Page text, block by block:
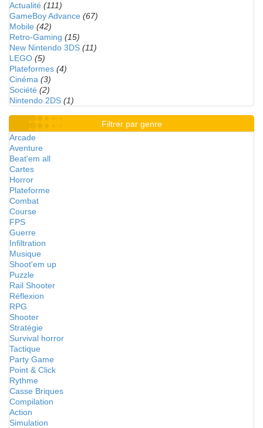
Actualité (111)
GameBoy Advance (67)
Mobile (42)
Retro-Gaming (15)
New Nintendo 3DS (11)
LEGO (5)
Plateformes (4)
Cinéma (3)
Société (2)
Nintendo 2DS (1)
Filtrer par genre
Arcade
Aventure
Beat'em all
Cartes
Horror
Plateforme
Combat
Course
FPS
Guerre
Infiltration
Musique
Shoot'em up
Puzzle
Rail Shooter
Réflexion
RPG
Shooter
Stratégie
Survival horror
Tactique
Party Game
Point & Click
Rythme
Casse Briques
Compilation
Action
Simulation